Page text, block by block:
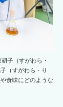
子（すがわら・
（すがわら・り
食味にどのような